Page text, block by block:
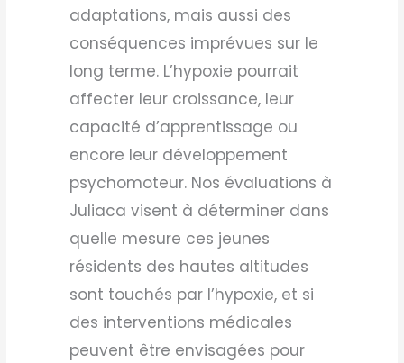
adaptations, mais aussi des
conséquences imprévues sur le
long terme. L’hypoxie pourrait
affecter leur croissance, leur
capacité d’apprentissage ou
encore leur développement
psychomoteur. Nos évaluations à
Juliaca visent à déterminer dans
quelle mesure ces jeunes
résidents des hautes altitudes
sont touchés par l’hypoxie, et si
des interventions médicales
peuvent être envisagées pour